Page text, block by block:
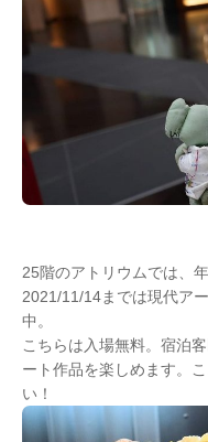
25階のアトリウムでは、
2021/11/14までは現代ア
中。
こちらは入場無料。宿泊
ート作品を楽しめます。
い！